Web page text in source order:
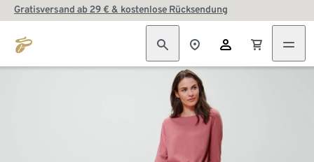
Gratisversand ab 29 € & kostenlose Rücksendung